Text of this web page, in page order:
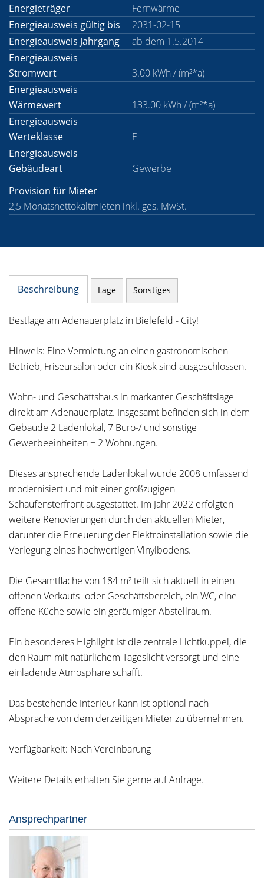
Energieträger
Fernwärme
Energieausweis gültig bis
2031-02-15
Energieausweis Jahrgang
ab dem 1.5.2014
Energieausweis
Stromwert
3.00 kWh / (m²*a)
Energieausweis
Wärmewert
133.00 kWh / (m²*a)
Energieausweis
Werteklasse
E
Energieausweis
Gebäudeart
Gewerbe
Provision für Mieter
2,5 Monatsnettokaltmieten inkl. ges. MwSt.
Beschreibung Lage Sonstiges
Bestlage am Adenauerplatz in Bielefeld - City!
Hinweis: Eine Vermietung an einen gastronomischen
Betrieb, Friseursalon oder ein Kiosk sind ausgeschlossen.
Wohn- und Geschäftshaus in markanter Geschäftslage
direkt am Adenauerplatz. Insgesamt befinden sich in dem
Gebäude 2 Ladenlokal, 7 Büro-/ und sonstige
Gewerbeeinheiten + 2 Wohnungen.
Dieses ansprechende Ladenlokal wurde 2008 umfassend
modernisiert und mit einer großzügigen
Schaufensterfront ausgestattet. Im Jahr 2022 erfolgten
weitere Renovierungen durch den aktuellen Mieter,
darunter die Erneuerung der Elektroinstallation sowie die
Verlegung eines hochwertigen Vinylbodens.
Die Gesamtfläche von 184 m² teilt sich aktuell in einen
offenen Verkaufs- oder Geschäftsbereich, ein WC, eine
offene Küche sowie ein geräumiger Abstellraum.
Ein besonderes Highlight ist die zentrale Lichtkuppel, die
den Raum mit natürlichem Tageslicht versorgt und eine
einladende Atmosphäre schafft.
Das bestehende Interieur kann ist optional nach
Absprache von dem derzeitigen Mieter zu übernehmen.
Verfügbarkeit: Nach Vereinbarung
Weitere Details erhalten Sie gerne auf Anfrage.
Ansprechpartner